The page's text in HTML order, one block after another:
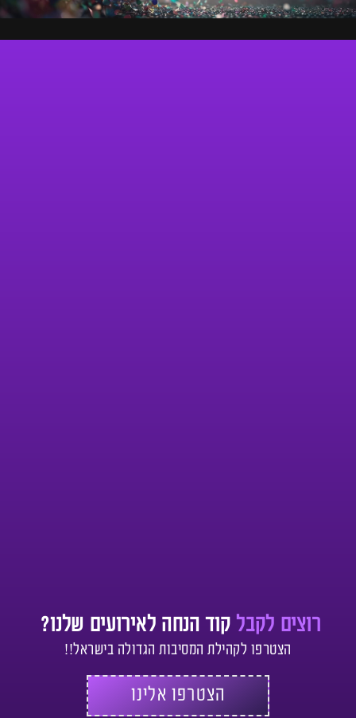
רוצים לקבל קוד הנחה לאירועים שלנו?
הצטרפו לקהילת המסיבות הגדולה בישראל!!
הצטרפו אלינו